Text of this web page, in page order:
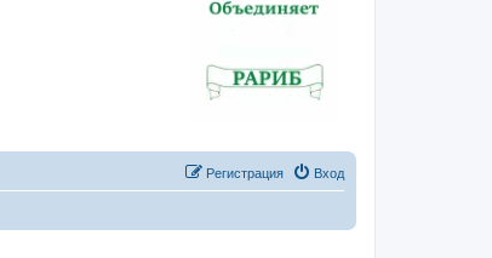
Вход
Регистрация